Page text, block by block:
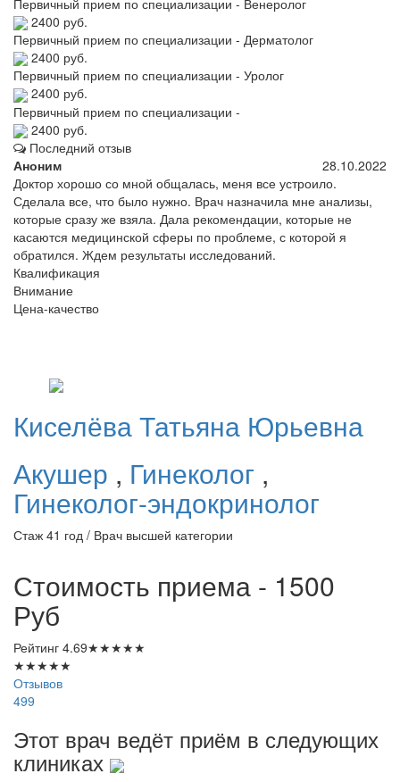
2400 руб.
Первичный прием по специализации - Дерматолог
2400 руб.
Первичный прием по специализации - Уролог
2400 руб.
Первичный прием по специализации -
2400 руб.
Последний отзыв
Аноним
28.10.2022
Доктор хорошо со мной общалась, меня все устроило.
Сделала все, что было нужно. Врач назначила мне анализы,
которые сразу же взяла. Дала рекомендации, которые не
касаются медицинской сферы по проблеме, с которой я
обратился. Ждем результаты исследований.
Квалификация
Внимание
Цена-качество
КиселёваТатьяна Юрьевна
Акушер , Гинеколог ,
Гинеколог-эндокринолог
Стаж 41 год / Врач высшей категории
Стоимость приема - 1500
Руб
Рейтинг 4.69★★★★★
★★★★★
Отзывов
499
Этот врач ведёт приём в следующих
клиниках